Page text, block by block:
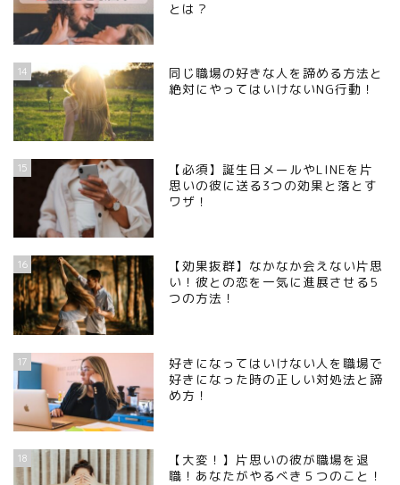
とは？
14
同じ職場の好きな人を諦める方法と
絶対にやってはいけないNG行動！
15
【必須】誕生日メールやLINEを片
思いの彼に送る3つの効果と落とす
ワザ！
16
【効果抜群】なかなか会えない片思
い！彼との恋を一気に進展させる5
つの方法！
17
好きになってはいけない人を職場で
好きになった時の正しい対処法と諦
め方！
18
【大変！】片思いの彼が職場を退
職！あなたがやるべき５つのこと！